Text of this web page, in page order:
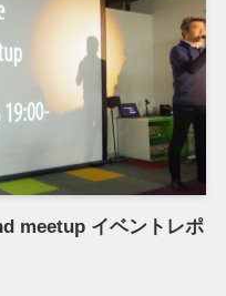
meetup イベントレポ